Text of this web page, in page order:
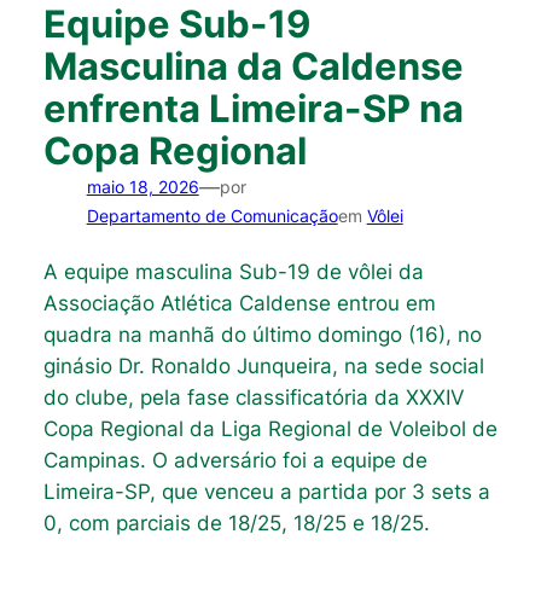
Equipe Sub-19
Masculina da Caldense
enfrenta Limeira-SP na
Copa Regional
maio 18, 2026—por
Departamento de Comunicaçãoem Vôlei
A equipe masculina Sub-19 de vôlei da
Associação Atlética Caldense entrou em
quadra na manhã do último domingo (16), no
ginásio Dr. Ronaldo Junqueira, na sede social
do clube, pela fase classificatória da XXXIV
Copa Regional da Liga Regional de Voleibol de
Campinas. O adversário foi a equipe de
Limeira-SP, que venceu a partida por 3 sets a
0, com parciais de 18/25, 18/25 e 18/25.